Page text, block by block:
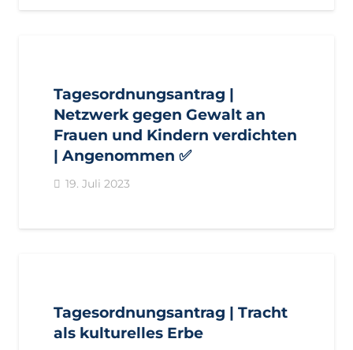
Tagesordnungsantrag |
Netzwerk gegen Gewalt an
Frauen und Kindern verdichten
| Angenommen ✅
19. Juli 2023
Tagesordnungsantrag | Tracht
als kulturelles Erbe